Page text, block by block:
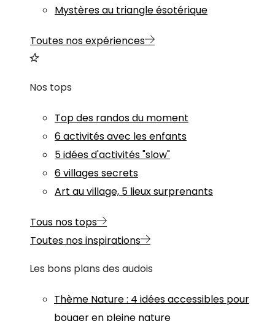
Mystères au triangle ésotérique
Toutes nos expériences
Nos tops
Top des randos du moment
6 activités avec les enfants
5 idées d'activités "slow"
6 villages secrets
Art au village, 5 lieux surprenants
Tous nos tops
Toutes nos inspirations
Les bons plans des audois
Thème Nature: 4 idées accessibles pour
bouger en pleine nature